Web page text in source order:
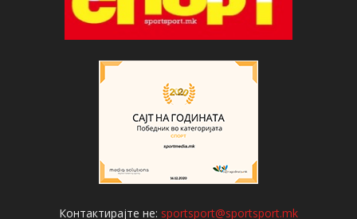
Контактирајте не: sportsport@sportsport.mk